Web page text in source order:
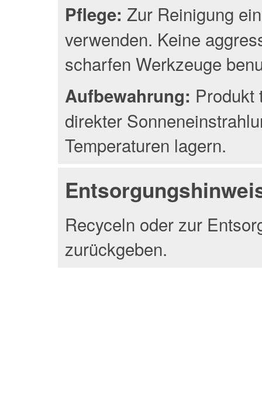
Pflege: Zur Reinigung
verwenden. Keine
scharfen Werkzeuge
Aufbewahrung: Produkt
direkter
Temperaturen lagern.
Recyceln oder zur
zurückgeben.